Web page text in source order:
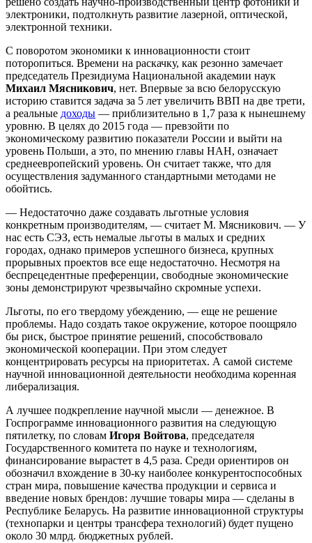
электроники, подтолкнуть развитие лазерной, оптической,
электронной техники.
С поворотом экономики к инновационности стоит
поторопиться. Времени на раскачку, как резонно замечает
председатель Президиума Национальной академии наук
Михаил Мясникович, нет. Впервые за всю белорусскую
историю ставится задача за 5 лет увеличить ВВП на две трети,
а реальные доходы — приблизительно в 1,7 раза к нынешнему
уровню. В целях до 2015 года — превзойти по
экономическому развитию показатели России и выйти на
уровень Польши, а это, по мнению главы НАН, означает
среднеевропейский уровень. Он считает также, что для
осуществления задуманного стандартными методами не
обойтись.
— Недостаточно даже создавать льготные условия
конкретным производителям, — считает М. Мясникович. — У
нас есть СЭЗ, есть немалые льготы в малых и средних
городах, однако примеров успешного бизнеса, крупных
прорывных проектов все еще недостаточно. Несмотря на
беспрецедентные преференции, свободные экономические
зоны демонстрируют чрезвычайно скромные успехи.
Льготы, по его твердому убеждению, — еще не решение
проблемы. Надо создать такое окружение, которое поощряло
бы риск, быстрое принятие решений, способствовало
экономической кооперации. При этом следует
концентрировать ресурсы на приоритетах. А самой системе
научной инновационной деятельности необходима коренная
либерализация.
А лучшее подкрепление научной мысли — денежное. В
Госпрограмме инновационного развития на следующую
пятилетку, по словам Игоря Войтова, председателя
Государственного комитета по науке и технологиям,
финансирование вырастет в 4,5 раза. Среди ориентиров он
обозначил вхождение в 30-ку наиболее конкурентоспособных
стран мира, повышение качества продукции и сервиса и
введение новых брендов: лучшие товары мира — сделаны в
Республике Беларусь. На развитие инновационной структуры
(технопарки и центры трансфера технологий) будет пущено
около 30 млрд. бюджетных рублей.